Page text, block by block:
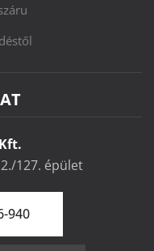
127. épület
940